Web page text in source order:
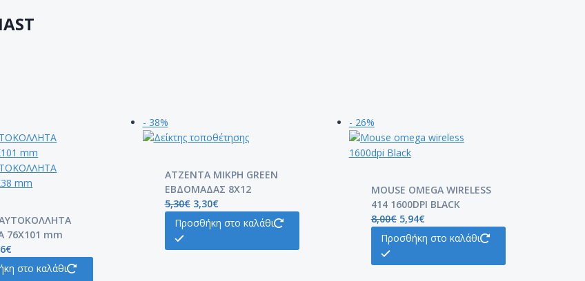
ΑΥΤΟΚΟΛΛΗΤΑ
76X101 mm
€
στο καλάθι
- 38%
ATZENTA ΜΙΚΡΗ GREEN
ΕΒΔΟΜΑΔΑΣ 8Χ12
5,30€ 3,30€
Προσθήκη στο καλάθι
- 26%
MOUSE OMEGA WIRELESS
414 1600DPI BLACK
8,00€ 5,94€
Προσθήκη στο καλάθι